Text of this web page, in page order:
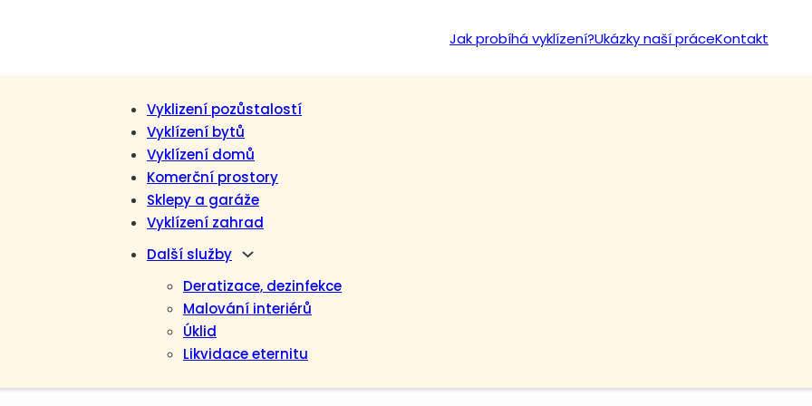
Jak probíhá vyklízení?Ukázky naší práceKontakt
Vyklizení pozůstalostí
Vyklízení bytů
Vyklízení domů
Komerční prostory
Sklepy a garáže
Vyklízení zahrad
Další služby
Deratizace, dezinfekce
Malování interiérů
Úklid
Likvidace eternitu